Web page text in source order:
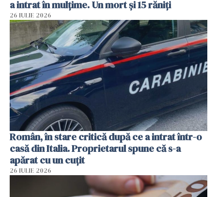
a intrat în mulțime. Un mort și 15 răniți
26 IULIE 2026
Român, în stare critică după ce a intrat într-o
casă din Italia. Proprietarul spune că s-a
apărat cu un cuțit
26 IULIE 2026